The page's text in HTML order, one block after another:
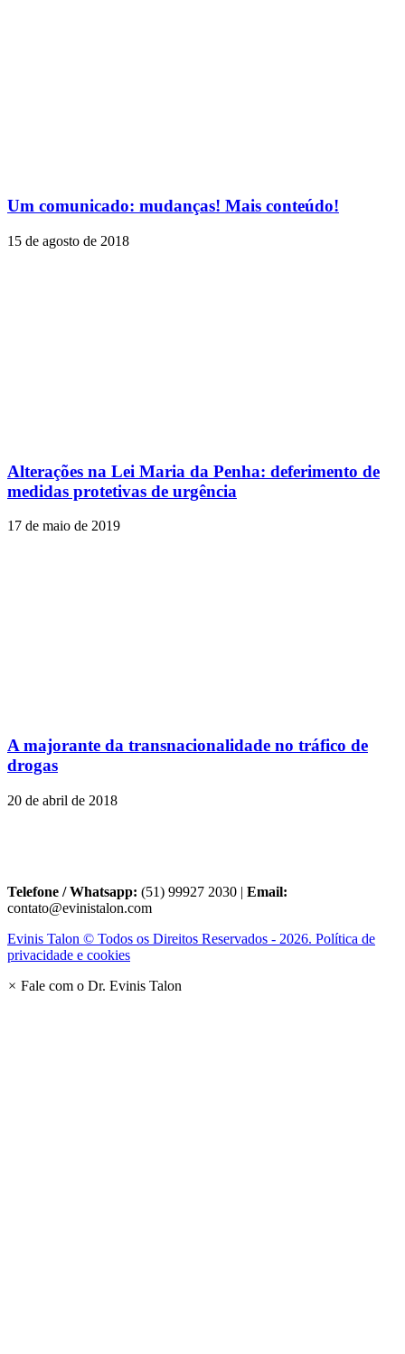
Um comunicado: mudanças! Mais conteúdo!
15 de agosto de 2018
Alterações na Lei Maria da Penha: deferimento de
medidas protetivas de urgência
17 de maio de 2019
A majorante da transnacionalidade no tráfico de
drogas
20 de abril de 2018
Telefone / Whatsapp: (51) 99927 2030 | Email:
contato@evinistalon.com
Evinis Talon © Todos os Direitos Reservados - 2026. Política de
privacidade e cookies
× Fale com o Dr. Evinis Talon